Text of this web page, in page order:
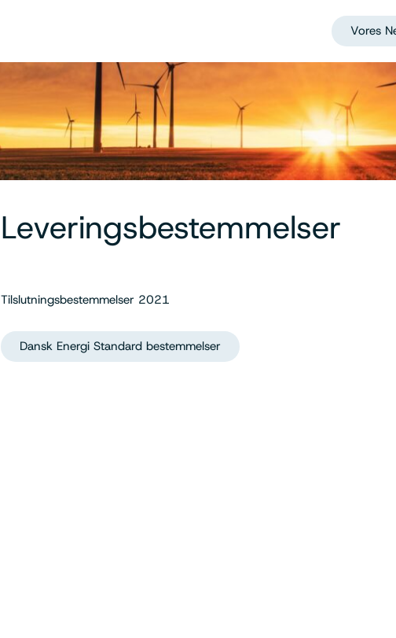
Vores
Leveringsbestemmelser
Tilslutningsbestemmelser 2021
Dansk Energi Standard bestemmelser